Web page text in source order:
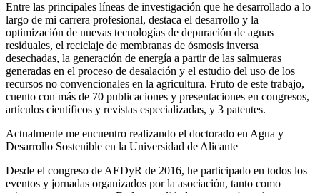
Entre las principales líneas de investigación que he desarrollado a lo
largo de mi carrera profesional, destaca el desarrollo y la
optimización de nuevas tecnologías de depuración de aguas
residuales, el reciclaje de membranas de ósmosis inversa
desechadas, la generación de energía a partir de las salmueras
generadas en el proceso de desalación y el estudio del uso de los
recursos no convencionales en la agricultura. Fruto de este trabajo,
cuento con más de 70 publicaciones y presentaciones en congresos,
artículos científicos y revistas especializadas, y 3 patentes.
Actualmente me encuentro realizando el doctorado en Agua y
Desarrollo Sostenible en la Universidad de Alicante
Desde el congreso de AEDyR de 2016, he participado en todos los
eventos y jornadas organizados por la asociación, tanto como